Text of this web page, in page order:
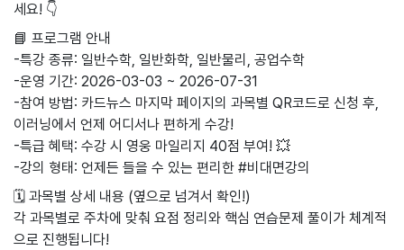
세요! 👇
📘 프로그램 안내
-특강 종류: 일반수학, 일반화학, 일반물리, 공업수학
-운영 기간: 2026-03-03 ~ 2026-07-31
-참여 방법: 카드뉴스 마지막 페이지의 과목별 QR코드로 신청 후,
이러닝에서 언제 어디서나 편하게 수강!
-특급 혜택: 수강 시 영웅 마일리지 40점 부여! 💥
-강의 형태: 언제든 들을 수 있는 편리한 #비대면강의
🗓️ 과목별 상세 내용 (옆으로 넘겨서 확인!)
각 과목별로 주차에 맞춰 요점 정리와 핵심 연습문제 풀이가 체계적
으로 진행됩니다!